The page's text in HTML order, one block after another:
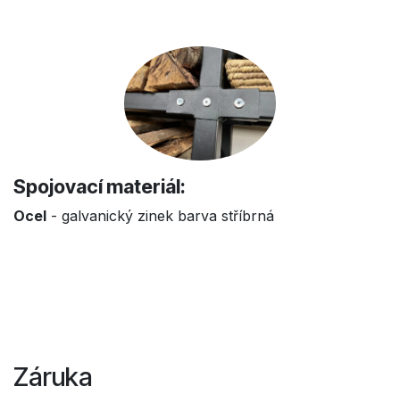
Spojovací materiál:
Ocel - galvanický zinek barva stříbrná
Záruka